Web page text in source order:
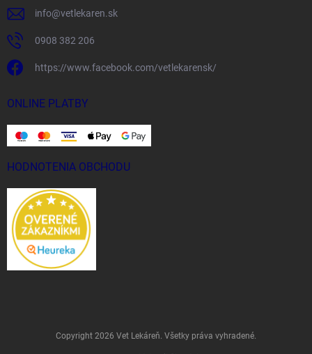
info@vetlekaren.sk
0908 382 206
https://www.facebook.com/vetlekarensk/
ONLINE PLATBY
HODNOTENIA OBCHODU
Copyright 2026 Vet Lekáreň. Všetky práva vyhradené.